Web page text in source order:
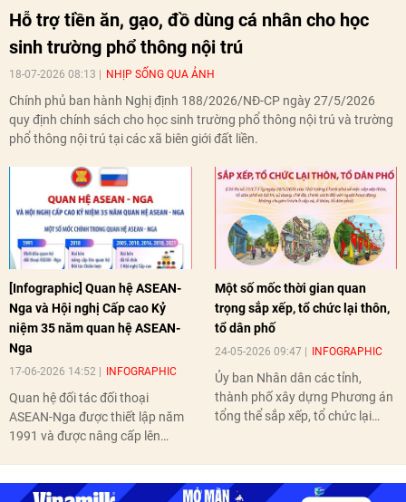
Hỗ trợ tiền ăn, gạo, đồ dùng cá nhân cho học
sinh trường phổ thông nội trú
18-07-2026 08:13 NHỊP SỐNG QUA ẢNH
Chính phủ ban hành Nghị định 188/2026/NĐ-CP ngày 27/5/2026
quy định chính sách cho học sinh trường phổ thông nội trú và trường
phổ thông nội trú tại các xã biên giới đất liền.
[Infographic] Quan hệ ASEAN-
Nga và Hội nghị Cấp cao Kỷ
niệm 35 năm quan hệ ASEAN-
Nga
17-06-2026 14:52 INFOGRAPHIC
Quan hệ đối tác đối thoại
ASEAN-Nga được thiết lập năm
1991 và được nâng cấp lên
nghị Cấp cao vào các năm 2005,
Một số mốc thời gian quan
trọng sắp xếp, tổ chức lại thôn,
tổ dân phố
24-05-2026 09:47 INFOGRAPHIC
Ủy ban Nhân dân các tỉnh,
thành phố xây dựng Phương án
tổng thể sắp xếp, tổ chức lại